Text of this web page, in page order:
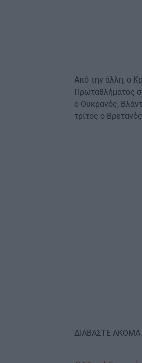
Από την άλλη, ο
Πρωταθλήματος
ο Ουκρανός,
τρίτος ο
ΔΙΑΒΑΣΤΕ ΑΚΟΜΑ